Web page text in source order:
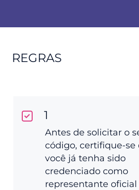
REGRAS
1
Antes de solicitar o
código, certifique-se
você já tenha sido
credenciado como
representante oficial